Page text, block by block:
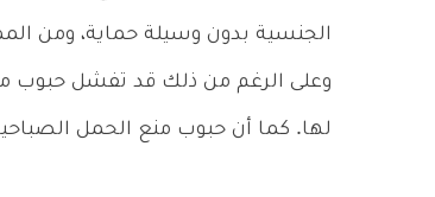
الجنسية بدون وسيلة حماية، ومن
وعلى الرغم من ذلك قد تفشل حبوب
لها. كما أن حبوب منع الحمل